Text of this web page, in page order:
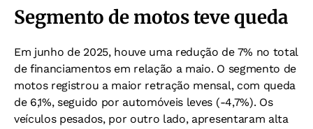
Segmento de motos teve queda
Em junho de 2025, houve uma redução de 7% no total
de financiamentos em relação a maio. O segmento de
motos registrou a maior retração mensal, com queda
de 6,1%, seguido por automóveis leves (-4,7%). Os
veículos pesados, por outro lado, apresentaram alta